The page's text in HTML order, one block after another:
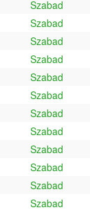
Szabad
Szabad
Szabad
Szabad
Szabad
Szabad
Szabad
Szabad
Szabad
Szabad
Szabad
Szabad